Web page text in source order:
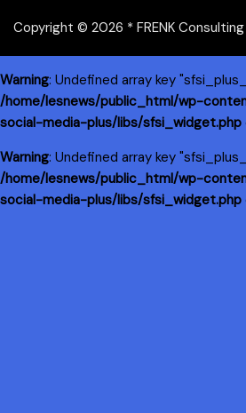
Copyright © 2026 * FRENK
Warning: Undefined array key
/home/lesnews/public_html/wp-
social-media-plus/libs/sfsi_widget.php
Warning: Undefined array key
/home/lesnews/public_html/wp-
social-media-plus/libs/sfsi_widget.php